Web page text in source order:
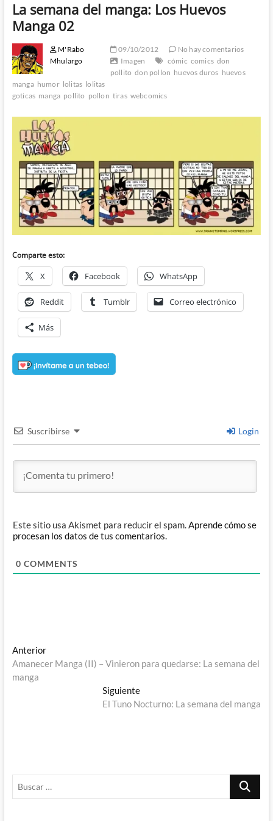
La semana del manga: Los Huevos
Manga 02
M'Rabo
Mhulargo
09/10/2012
No hay comentarios
Imagen
cómic comics don
pollito don pollon huevos duros huevos
manga humor lolitas lolitas
goticas manga pollito pollon tiras webcomics
Comparte esto:
X Facebook WhatsApp
Reddit Tumblr Correo electrónico
Más
Suscribirse Login
Este sitio usa Akismet para reducir el spam.Aprende cómo se
procesan los datos de tus comentarios.
0 COMMENTS
Navegación
de
AnteriorEntrada
anterior:
Amanecer Manga (II) – Vinieron para quedarse: La semana del
manga
SiguienteEntrada
siguiente:
El Tuno Nocturno: La semana del manga
Buscar